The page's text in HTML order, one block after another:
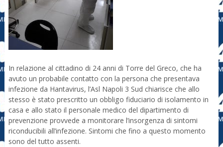
In relazione al cittadino di 24 anni di Torre del Greco, che ha
avuto un probabile contatto con la persona che presentava
infezione da Hantavirus, l’Asl Napoli 3 Sud chiarisce che allo
stesso è stato prescritto un obbligo fiduciario di isolamento in
casa e allo stato il personale medico del dipartimento di
prevenzione provvede a monitorare l’insorgenza di sintomi
riconducibili all’infezione. Sintomi che fino a questo momento
sono del tutto assenti.